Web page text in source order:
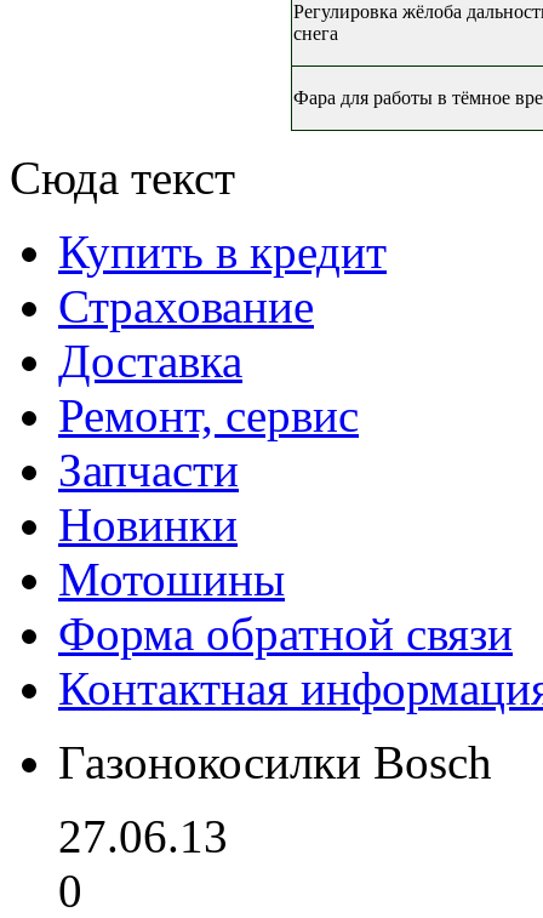
Регулировка жёлоба
снега
Фара для работы в тёмное
Сюда текст
Купить в кредит
Страхование
Доставка
Ремонт, сервис
Запчасти
Новинки
Мотошины
Форма обратной связи
Контактная
Газонокосилки Bosch
27.06.13
0